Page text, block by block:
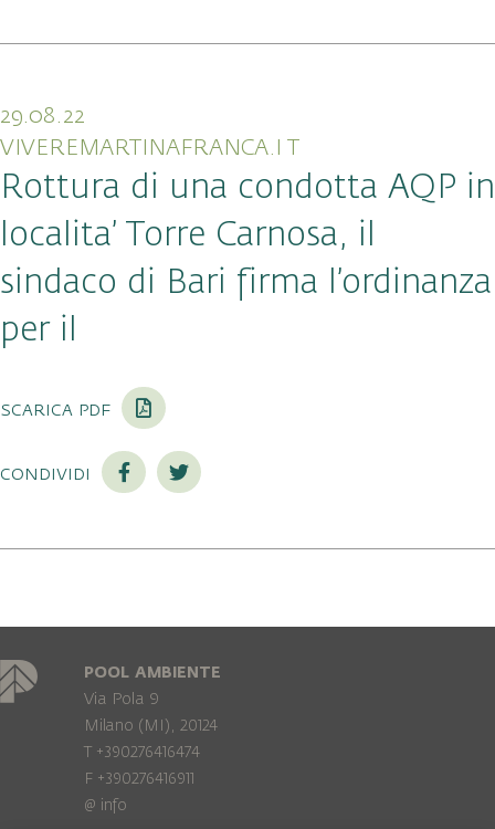
29.08.22
VIVEREMARTINAFRANCA.I T
Rottura di una condotta AQP in
localita’ Torre Carnosa, il
sindaco di Bari firma l’ordinanza
per il
scarica pdf
condividi
POOL AMBIENTE
Via Pola 9
Milano (MI), 20124
T +390276416474
F +390276416911
@ info